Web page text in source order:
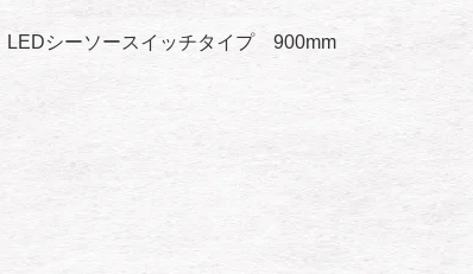
シーソースイッチタイプ 900mm